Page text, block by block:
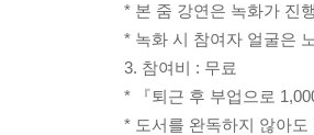
* 본 줌 강연은 녹화가 진
* 녹화 시 참여자 얼굴은
3. 참여비 : 무료
* 『퇴근 후 부업으로
* 도서를 완독하지 않아